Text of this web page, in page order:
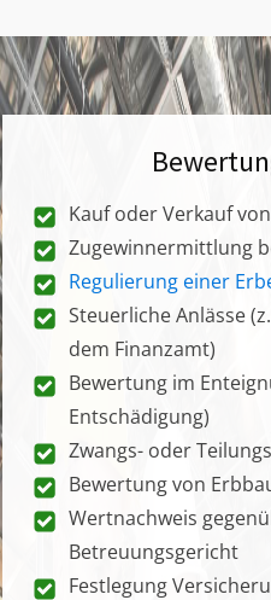
Kauf oder Verkauf
Zugewinnermittlung
Regulierung einer
Steuerliche Anlässe
dem Finanzamt)
Bewertung im
Entschädigung)
Zwangs- oder
Bewertung von
Wertnachweis
Betreuungsgericht
Festlegung